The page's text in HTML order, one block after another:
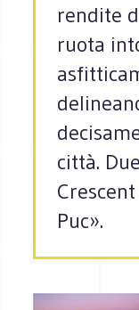
rendite
ruota
città.
Puc».